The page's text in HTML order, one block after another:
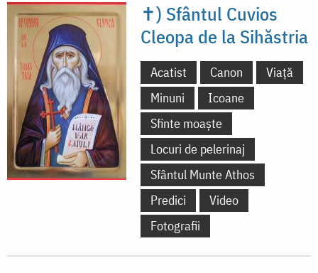
✝) Sfântul Cuvios
Cleopa de la Sihăstria
Acatist Canon
Viață
Minuni
Icoane
Sfinte moaște
Locuri de pelerinaj
Sfântul Munte Athos
Predici
Video
Fotografii